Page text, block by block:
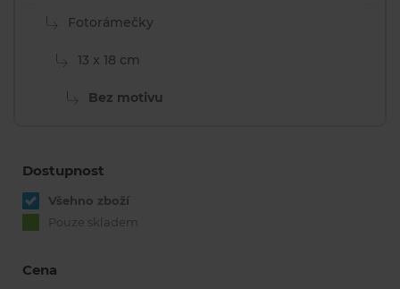
Fotorámečky
13 x 18 cm
Bez motivu
Dostupnost
Všehno zboží
Pouze skladem
Cena